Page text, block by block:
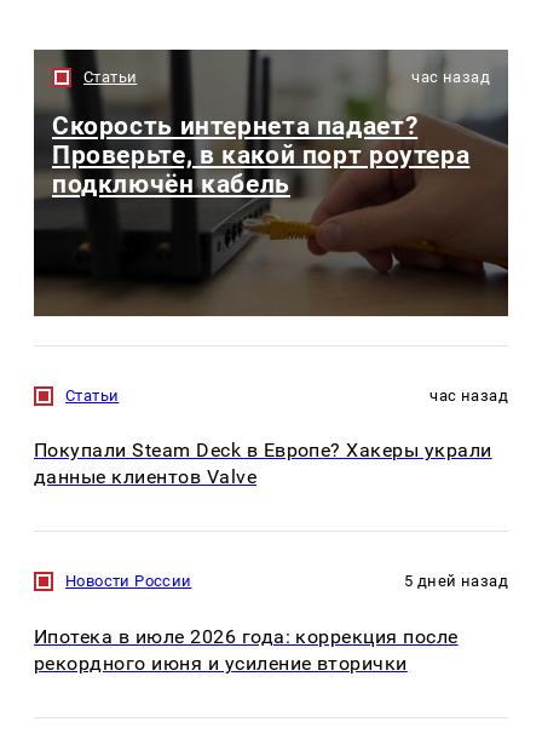
Статьи час назад
Скорость интернета падает?
Проверьте, в какой порт роутера
подключён кабель
Статьи час назад
Покупали Steam Deck в Европе? Хакеры украли
данные клиентов Valve
Новости России 5 дней назад
Ипотека в июле 2026 года: коррекция после
рекордного июня и усиление вторички